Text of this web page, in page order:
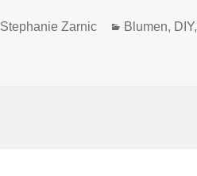
Autor
Stephanie Zarnic Kategorien
Blumen, DIY,